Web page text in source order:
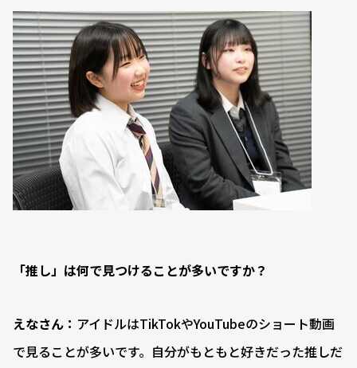
――「推し」は何で見つけることが多いですか？
えなさん： アイドルはTikTokやYouTubeのショート動画
で見ることが多いです。自分がもともと好きだった推しだ